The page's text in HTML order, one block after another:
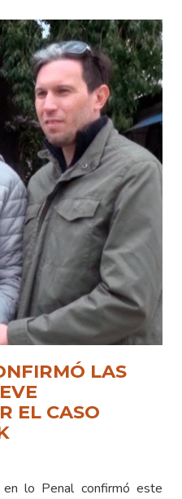
LAS
EL CASO
lo Penal confirmó este